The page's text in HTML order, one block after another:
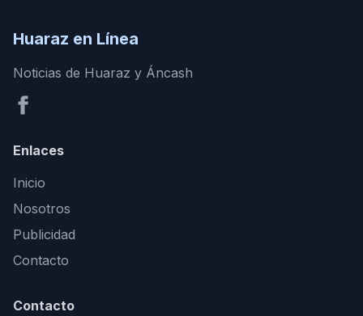
Huaraz en Línea
Noticias de Huaraz y Áncash
Enlaces
Inicio
Nosotros
Publicidad
Contacto
Contacto